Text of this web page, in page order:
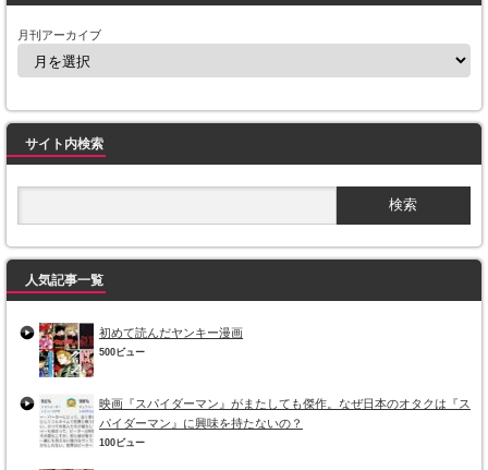
月刊アーカイブ
サイト内検索
人気記事一覧
初めて読んだヤンキー漫画
500ビュー
映画『スパイダーマン』がまたしても傑作。なぜ日本のオタクは『ス
パイダーマン』に興味を持たないの？
100ビュー